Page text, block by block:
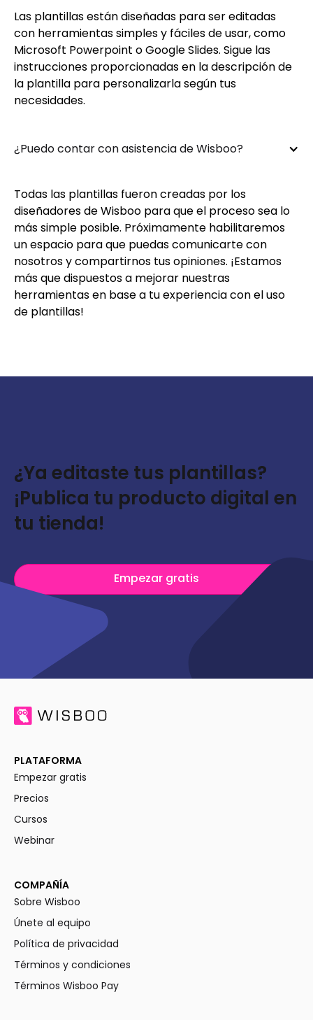
Las plantillas están diseñadas para ser editadas
con herramientas simples y fáciles de usar, como
Microsoft Powerpoint o Google Slides. Sigue las
instrucciones proporcionadas en la descripción de
la plantilla para personalizarla según tus
necesidades.
¿Puedo contar con asistencia de Wisboo?
Todas las plantillas fueron creadas por los
diseñadores de Wisboo para que el proceso sea lo
más simple posible. Próximamente habilitaremos
un espacio para que puedas comunicarte con
nosotros y compartirnos tus opiniones. ¡Estamos
más que dispuestos a mejorar nuestras
herramientas en base a tu experiencia con el uso
de plantillas!
¿Ya editaste tus plantillas?
¡Publica tu producto digital en
tu tienda!
Empezar gratis
PLATAFORMA
Empezar gratis
Precios
Cursos
Webinar
COMPAÑÍA
Sobre Wisboo
Únete al equipo
Política de privacidad
Términos y condiciones
Términos Wisboo Pay